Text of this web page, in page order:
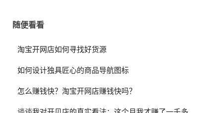
随便看看
淘宝开网店如何寻找好货源
如何设计独具匠心的商品导航图标
怎么赚钱快？淘宝开网店赚钱快吗？